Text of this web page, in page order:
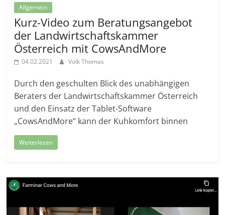
Allgemein
Kurz-Video zum Beratungsangebot
der Landwirtschaftskammer
Österreich mit CowsAndMore
04.02.2021 Volk Thomas
Durch den geschulten Blick des unabhängigen
Beraters der Landwirtschaftskammer Österreich
und den Einsatz der Tablet-Software
„CowsAndMore“ kann der Kuhkomfort binnen
Weiterlesen